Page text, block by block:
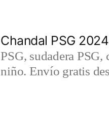
Chandal PSG
PSG, sudadera
niño. Envío gratis